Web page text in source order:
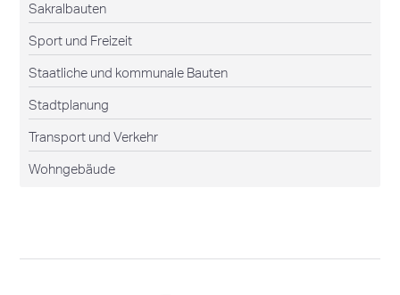
Sakralbauten
Sport und Freizeit
Staatliche und kommunale Bauten
Stadtplanung
Transport und Verkehr
Wohngebäude